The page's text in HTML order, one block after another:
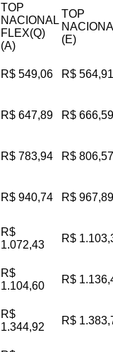
TOP
NACIONAL
FLEX(Q)
(A)
TOP
(E)
R$ 549,06 R$ 564,91
R$ 647,89 R$ 666,59
R$ 783,94 R$ 806,57
R$ 940,74 R$ 967,89
R$
1.072,43
R$
R$
1.104,60
R$
R$
1.344,92
R$